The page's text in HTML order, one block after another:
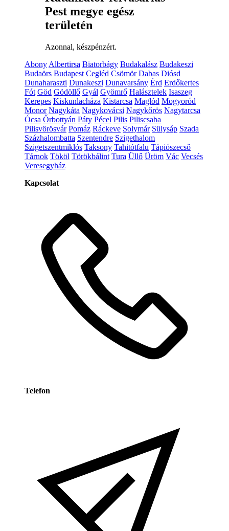
Pest megye egész
területén
Azonnal, készpénzért.
Abony Albertirsa Biatorbágy Budakalász Budakeszi
Budaörs Budapest Cegléd Csömör Dabas Diósd
Dunaharaszti Dunakeszi Dunavarsány Érd Erdőkertes
Fót Göd Gödöllő Gyál Gyömrő Halásztelek Isaszeg
Kerepes Kiskunlacháza Kistarcsa Maglód Mogyoród
Monor Nagykáta Nagykovácsi Nagykőrös Nagytarcsa
Ócsa Őrbottyán Páty Pécel Pilis Piliscsaba
Pilisvörösvár Pomáz Ráckeve Solymár Sülysáp Szada
Százhalombatta Szentendre Szigethalom
Szigetszentmiklós Taksony Tahitótfalu Tápiószecső
Tárnok Tököl Törökbálint Tura Üllő Üröm Vác Vecsés
Veresegyház
Kapcsolat
Telefon